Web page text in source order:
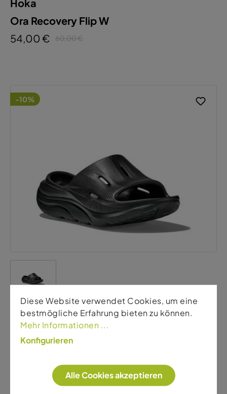
Hoka
Ora Recovery Flip W
54,00 €
60,00 €
-10%
Hoka
Ora Recovery Slide 3 W
54,00 €
Diese Website verwendet Cookies, um eine
bestmögliche Erfahrung bieten zu können.
Mehr Informationen ...
Konfigurieren
Alle Cookies akzeptieren